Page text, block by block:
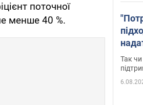
поточної
менше 40 %.
Так чи